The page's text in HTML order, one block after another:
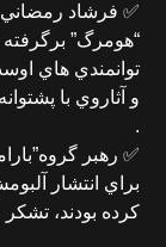
✅ فرشاد رمضاني
“هومرگ” برگرفته
توانمندي هاي
و آثاروي با
.
براي انتشار
كرده بودند،